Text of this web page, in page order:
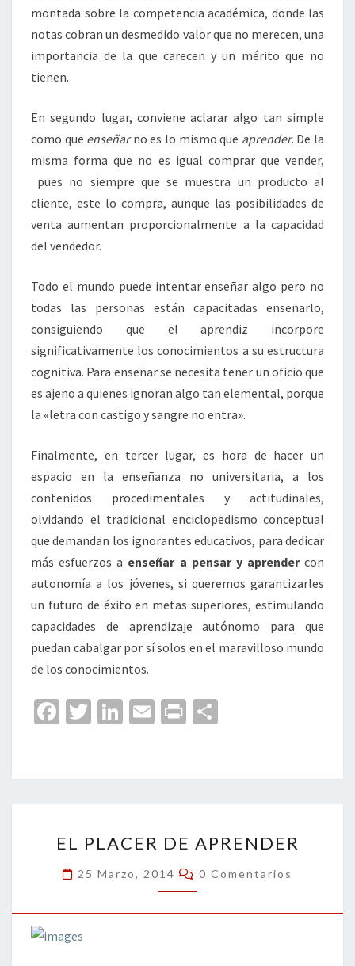
montada sobre la competencia académica, donde las
notas cobran un desmedido valor que no merecen, una
importancia de la que carecen y un mérito que no
tienen.
En segundo lugar, conviene aclarar algo tan simple
como que enseñarno es lo mismo que aprender. De la
misma forma que no es igual comprar que vender,
pues no siempre que se muestra un producto al
cliente, este lo compra, aunque las posibilidades de
venta aumentan proporcionalmente a la capacidad
del vendedor.
Todo el mundo puede intentar enseñar algo pero no
todas las personas están capacitadas enseñarlo,
consiguiendo que el aprendiz incorpore
significativamente los conocimientos a su estructura
cognitiva. Para enseñar se necesita tener un oficio que
es ajeno a quienes ignoran algo tan elemental, porque
la «letra con castigo y sangre no entra».
Finalmente, en tercer lugar, es hora de hacer un
espacio en la enseñanza no universitaria, a los
contenidos procedimentales y actitudinales,
olvidando el tradicional enciclopedismo conceptual
que demandan los ignorantes educativos, para dedicar
más esfuerzos a enseñar a pensar y aprendercon
autonomía a los jóvenes, si queremos garantizarles
un futuro de éxito en metas superiores, estimulando
capacidades de aprendizaje autónomo para que
puedan cabalgar por sí solos en el maravilloso mundo
de los conocimientos.
Fa
o
o
k
T
er
Li
dI
n
E
l
Pr
p
ar
tir
PLACER
DE
APRENDER
EL PLACER DE APRENDER
25 Marzo, 2014 Comentarios
0 Comentarios